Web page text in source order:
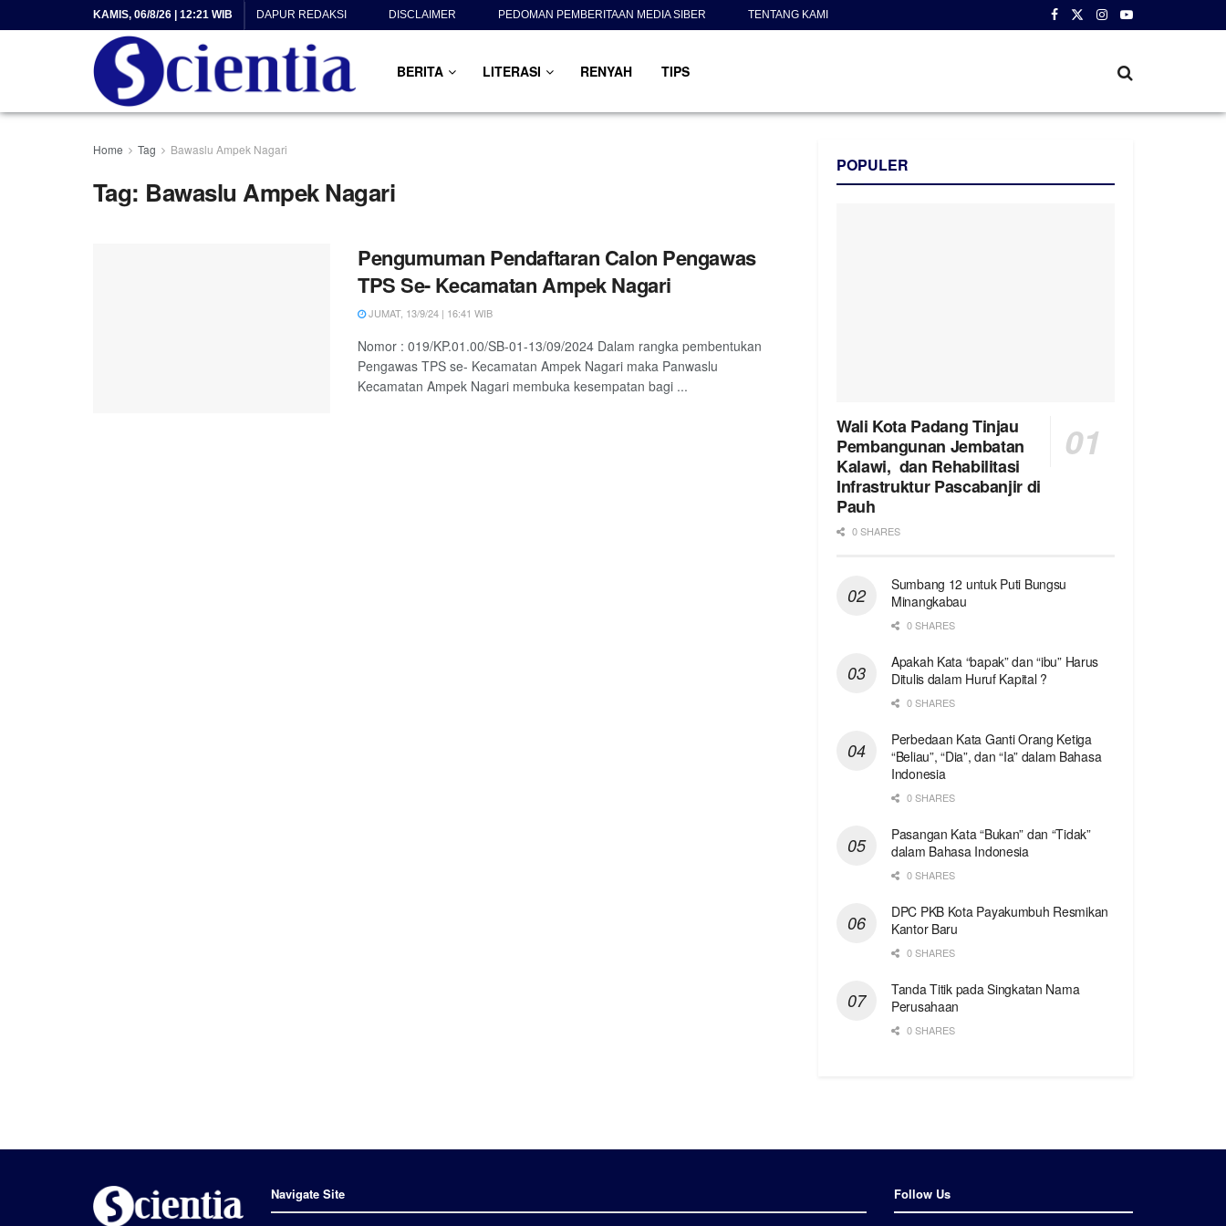
KAMIS, 06/8/26 | 12:21 WIB DAPUR REDAKSI DISCLAIMER PEDOMAN PEMBERITAAN MEDIA SIBER TENTANG KAMI
BERITA LITERASI RENYAH TIPS
Home Tag Bawaslu Ampek Nagari
Tag: Bawaslu Ampek Nagari
Pengumuman Pendaftaran Calon Pengawas
TPS Se- Kecamatan Ampek Nagari
JUMAT, 13/9/24 | 16:41 WIB
Nomor : 019/KP.01.00/SB-01-13/09/2024 Dalam rangka pembentukan
Pengawas TPS se- Kecamatan Ampek Nagari maka Panwaslu
Kecamatan Ampek Nagari membuka kesempatan bagi ...
POPULER
Wali Kota Padang Tinjau
Pembangunan Jembatan
Kalawi, dan Rehabilitasi
Infrastruktur Pascabanjir di
Pauh
0 SHARES
Sumbang 12 untuk Puti Bungsu
Minangkabau
0 SHARES
Apakah Kata “bapak” dan “ibu” Harus
Ditulis dalam Huruf Kapital ?
0 SHARES
Perbedaan Kata Ganti Orang Ketiga
“Beliau”, “Dia”, dan “Ia” dalam Bahasa
Indonesia
0 SHARES
Pasangan Kata “Bukan” dan “Tidak”
dalam Bahasa Indonesia
0 SHARES
DPC PKB Kota Payakumbuh Resmikan
Kantor Baru
0 SHARES
Tanda Titik pada Singkatan Nama
Perusahaan
0 SHARES
Navigate Site Follow Us